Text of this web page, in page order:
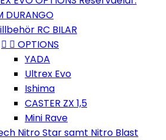
DURANGO
RC BILAR
  OPTIONS
YADA
Ultrex Evo
Ishima
CASTER ZX 1,5
Mini Rave
Nitro Star samt Nitro Blast